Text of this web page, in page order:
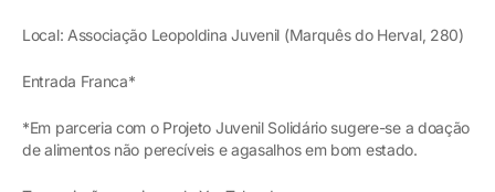
Local: Associação Leopoldina Juvenil (Marquês do Herval, 280)
Entrada Franca*
*Em parceria com o Projeto Juvenil Solidário sugere-se a doação
de alimentos não perecíveis e agasalhos em bom estado.